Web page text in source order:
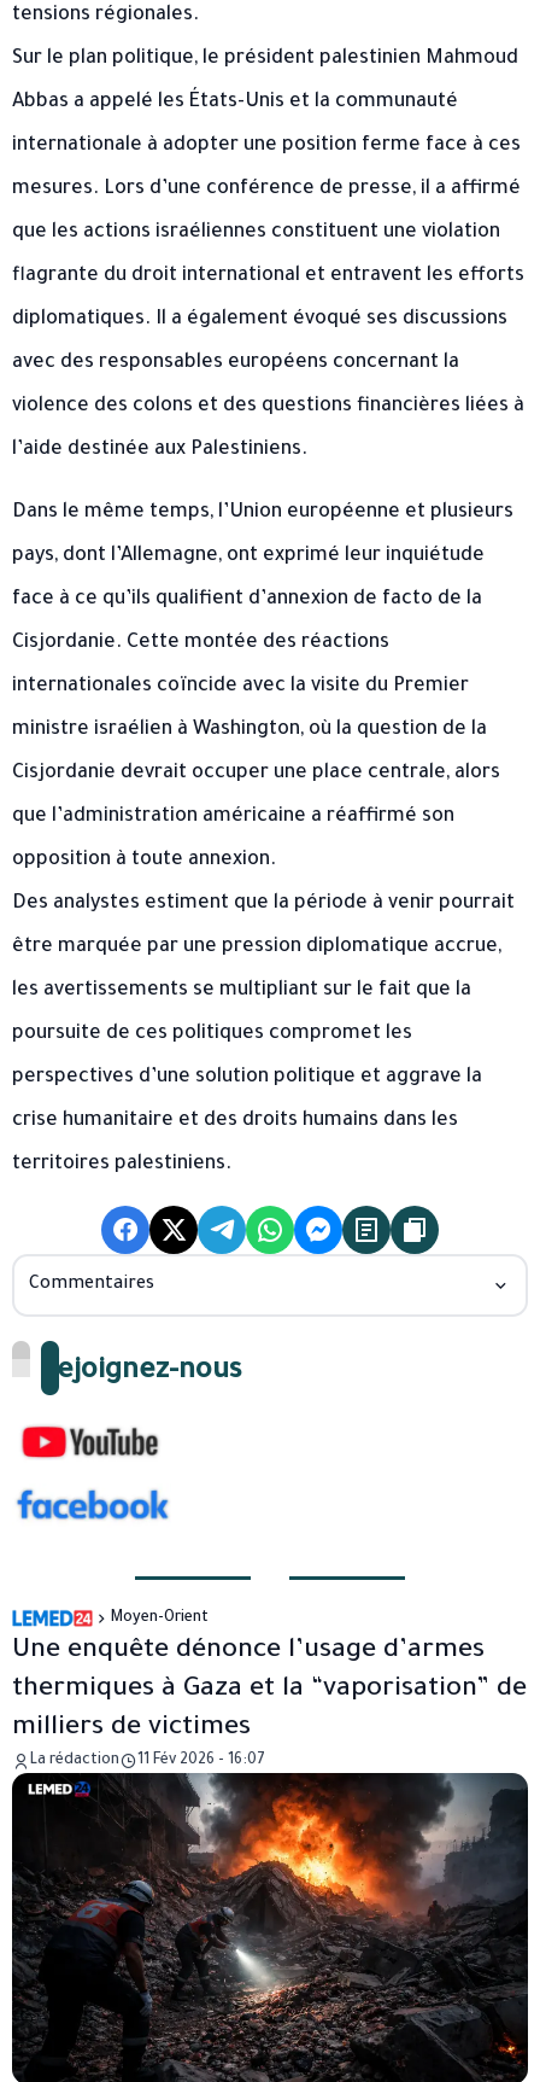
tensions régionales.
Sur le plan politique, le président palestinien Mahmoud
Abbas a appelé les États-Unis et la communauté
internationale à adopter une position ferme face à ces
mesures. Lors d’une conférence de presse, il a affirmé
que les actions israéliennes constituent une violation
flagrante du droit international et entravent les efforts
diplomatiques. Il a également évoqué ses discussions
avec des responsables européens concernant la
violence des colons et des questions financières liées à
l’aide destinée aux Palestiniens.
Dans le même temps, l’Union européenne et plusieurs
pays, dont l’Allemagne, ont exprimé leur inquiétude
face à ce qu’ils qualifient d’annexion de facto de la
Cisjordanie. Cette montée des réactions
internationales coïncide avec la visite du Premier
ministre israélien à Washington, où la question de la
Cisjordanie devrait occuper une place centrale, alors
que l’administration américaine a réaffirmé son
opposition à toute annexion.
Des analystes estiment que la période à venir pourrait
être marquée par une pression diplomatique accrue,
les avertissements se multipliant sur le fait que la
poursuite de ces politiques compromet les
perspectives d’une solution politique et aggrave la
crise humanitaire et des droits humains dans les
territoires palestiniens.
Commentaires
Rejoignez-nous
Moyen-Orient
Une enquête dénonce l’usage d’armes
thermiques à Gaza et la “vaporisation” de
milliers de victimes
La rédaction 11 Fév 2026 - 16:07